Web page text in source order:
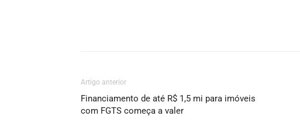
Artigo anterior
Financiamento de até R$ 1,5 mi para imóveis
com FGTS começa a valer